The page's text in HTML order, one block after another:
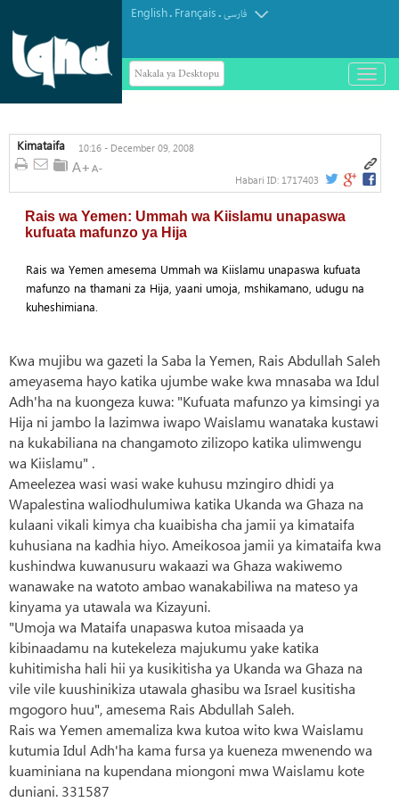
English. Français.فارسی
Nakala ya Desktopu
باز
و
Kimataifa 10:16 - December 09, 2008
Habari ID: 1717403
Rais wa Yemen: Ummah wa Kiislamu unapaswa
kufuata mafunzo ya Hija
Rais wa Yemen amesema Ummah wa Kiislamu unapaswa kufuata
mafunzo na thamani za Hija, yaani umoja, mshikamano, udugu na
kuheshimiana.
Kwa mujibu wa gazeti la Saba la Yemen, Rais Abdullah Saleh
ameyasema hayo katika ujumbe wake kwa mnasaba wa Idul
Adh'ha na kuongeza kuwa: "Kufuata mafunzo ya kimsingi ya
Hija ni jambo la lazimwa iwapo Waislamu wanataka kustawi
na kukabiliana na changamoto zilizopo katika ulimwengu
wa Kiislamu" .
Ameelezea wasi wasi wake kuhusu mzingiro dhidi ya
Wapalestina waliodhulumiwa katika Ukanda wa Ghaza na
kulaani vikali kimya cha kuaibisha cha jamii ya kimataifa
kuhusiana na kadhia hiyo. Ameikosoa jamii ya kimataifa kwa
kushindwa kuwanusuru wakaazi wa Ghaza wakiwemo
wanawake na watoto ambao wanakabiliwa na mateso ya
kinyama ya utawala wa Kizayuni.
"Umoja wa Mataifa unapaswa kutoa misaada ya
kibinaadamu na kutekeleza majukumu yake katika
kuhitimisha hali hii ya kusikitisha ya Ukanda wa Ghaza na
vile vile kuushinikiza utawala ghasibu wa Israel kusitisha
mgogoro huu", amesema Rais Abdullah Saleh.
Rais wa Yemen amemaliza kwa kutoa wito kwa Waislamu
kutumia Idul Adh'ha kama fursa ya kueneza mwenendo wa
kuaminiana na kupendana miongoni mwa Waislamu kote
duniani. 331587